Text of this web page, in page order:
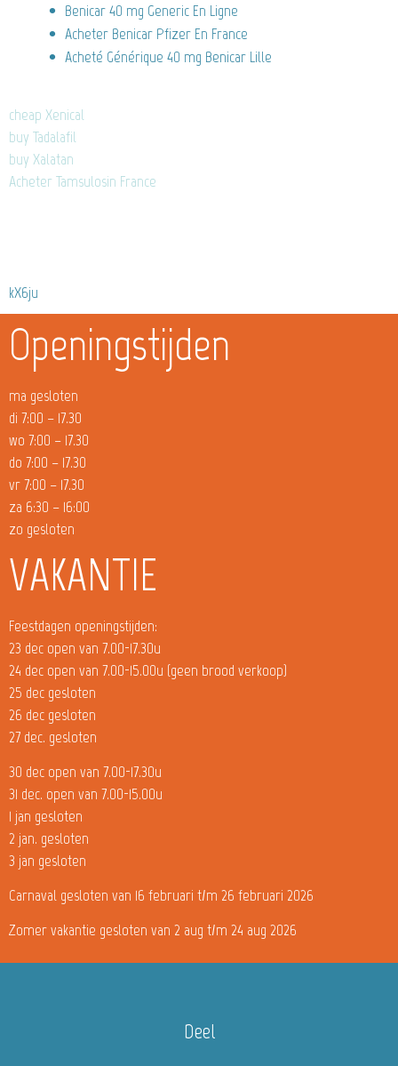
Benicar 40 mg Generic En Ligne
Acheter Benicar Pfizer En France
Acheté Générique 40 mg Benicar Lille
cheap Xenical
buy Tadalafil
buy Xalatan
Acheter Tamsulosin France
kX6ju
Openingstijden
ma gesloten
di 7:00 – 17.30
wo 7:00 – 17.30
do 7:00 – 17.30
vr 7:00 – 17.30
za 6:30 – 16:00
zo gesloten
VAKANTIE
Feestdagen openingstijden:
23 dec open van 7.00-17.30u
24 dec open van 7.00-15.00u (geen brood verkoop)
25 dec gesloten
26 dec gesloten
27 dec. gesloten
30 dec open van 7.00-17.30u
31 dec. open van 7.00-15.00u
1 jan gesloten
2 jan. gesloten
3 jan gesloten
Carnaval gesloten van 16 februari t/m 26 februari 2026
Zomer vakantie gesloten van 2 aug t/m 24 aug 2026
Deel